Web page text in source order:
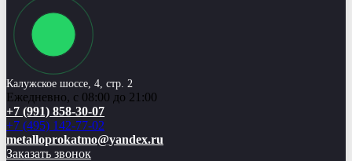
Калужское шоссе, 4, стр. 2
Ежедневно, с 08:00 до 21:00
+7 (991) 858-30-07
+7 (495) 142-77-02
metalloprokatmo@yandex.ru
Заказать звонок